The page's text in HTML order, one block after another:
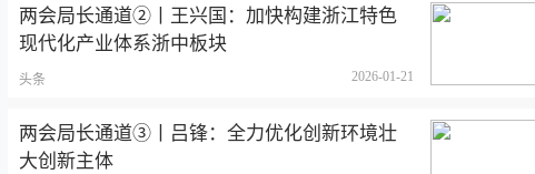
两会局长通道②丨王兴国：加快构建浙江特色
现代化产业体系浙中板块
头条 2026-01-21
两会局长通道③丨吕锋：全力优化创新环境壮
大创新主体